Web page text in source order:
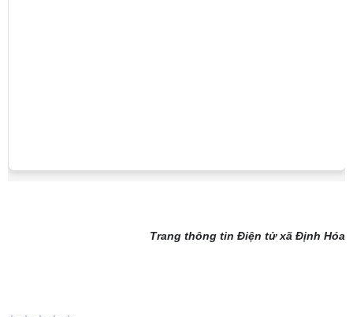
Trang thông tin Điện tử xã Định Hóa